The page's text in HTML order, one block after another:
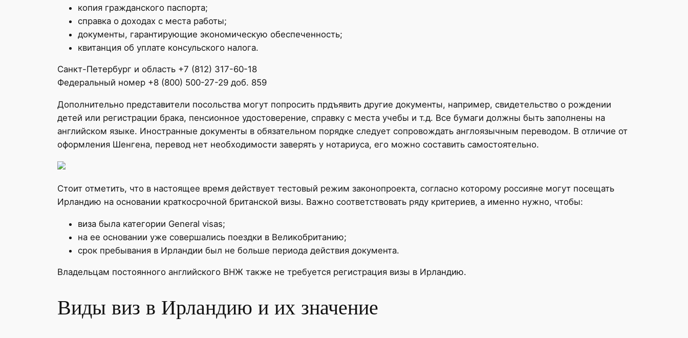
копия гражданского паспорта;
справка о доходах с места работы;
документы, гарантирующие экономическую обеспеченность;
квитанция об уплате консульского налога.
Санкт-Петербург и область +7 (812) 317-60-18
Федеральный номер +8 (800) 500-27-29 доб. 859
Дополнительно представители посольства могут попросить прдъявить другие документы, например, свидетельство о рождении
детей или регистрации брака, пенсионное удостоверение, справку с места учебы и т.д. Все бумаги должны быть заполнены на
английском языке. Иностранные документы в обязательном порядке следует сопровождать англоязычным переводом. В отличие от
оформления Шенгена, перевод нет необходимости заверять у нотариуса, его можно составить самостоятельно.
Стоит отметить, что в настоящее время действует тестовый режим законопроекта, согласно которому россияне могут посещать
Ирландию на основании краткосрочной британской визы. Важно соответствовать ряду критериев, а именно нужно, чтобы:
виза была категории General visas;
на ее основании уже совершались поездки в Великобританию;
срок пребывания в Ирландии был не больше периода действия документа.
Владельцам постоянного английского ВНЖ также не требуется регистрация визы в Ирландию.
Виды виз в Ирландию и их значение